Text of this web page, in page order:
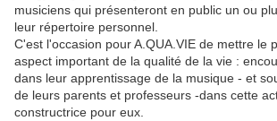
musiciens qui présenteront en public un ou
leur répertoire personnel.
C'est l'occasion pour A.QUA.VIE de mettre le
aspect important de la qualité de la vie :
dans leur apprentissage de la musique - et
de leurs parents et professeurs -dans cette
constructrice pour eux.